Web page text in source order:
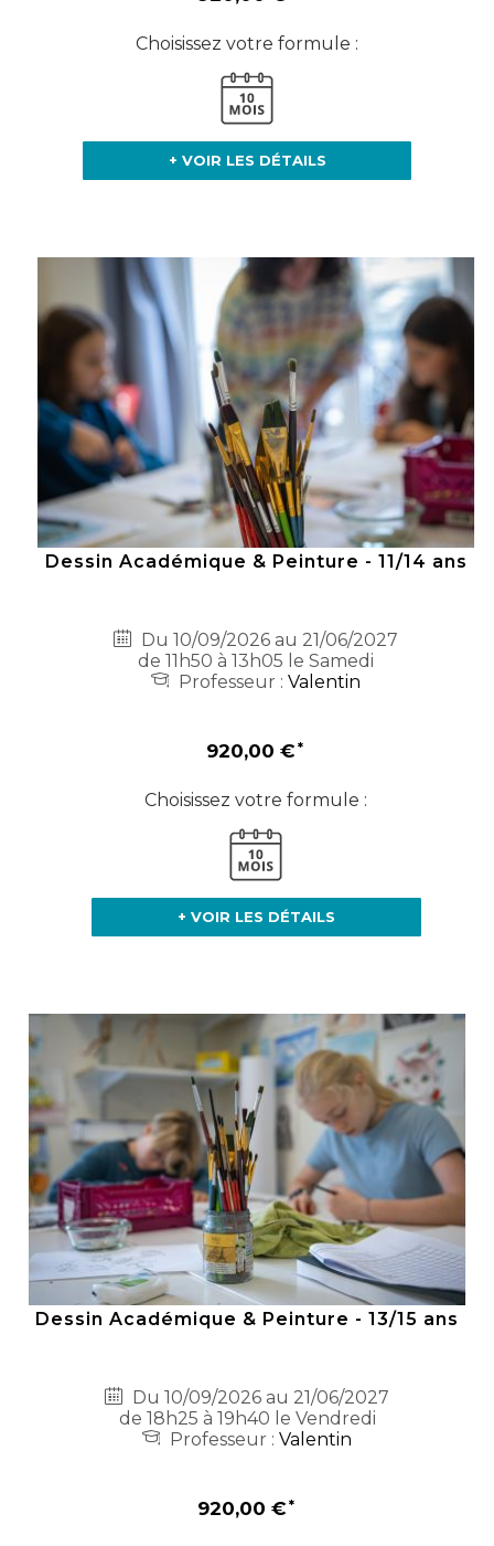
Choisissez votre formule :
+ VOIR LES DÉTAILS
Dessin Académique & Peinture - 11/14 ans
Du 10/09/2026 au 21/06/2027
de 11h50 à 13h05 le Samedi
Professeur :Valentin
920,00 €
Choisissez votre formule :
+ VOIR LES DÉTAILS
Dessin Académique & Peinture - 13/15 ans
Du 10/09/2026 au 21/06/2027
de 18h25 à 19h40 le Vendredi
Professeur : Valentin
920,00 €